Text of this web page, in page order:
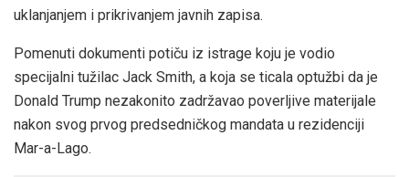
uklanjanjem i prikrivanjem javnih zapisa.
Pomenuti dokumenti potiču iz istrage koju je vodio
specijalni tužilac Jack Smith, a koja se ticala optužbi da je
Donald Trump nezakonito zadržavao poverljive materijale
nakon svog prvog predsedničkog mandata u rezidenciji
Mar-a-Lago.